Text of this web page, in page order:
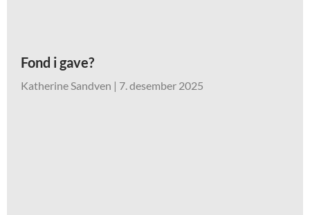
Fond i gave?
Katherine Sandven 7. desember 2025